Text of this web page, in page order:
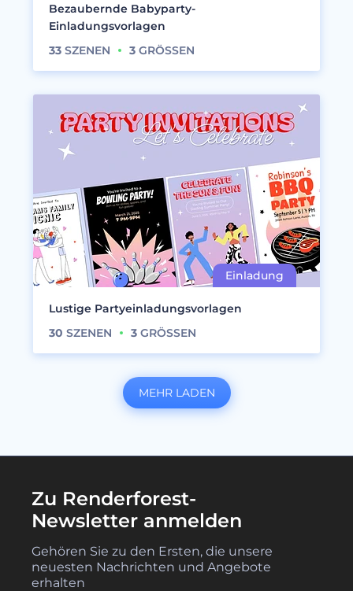
Bezaubernde Babyparty-
Einladungsvorlagen
33 SZENEN 3 GRÖSSEN
Lustige Partyeinladungsvorlagen
30 SZENEN 3 GRÖSSEN
MEHR LADEN
Zu Renderforest-
Newsletter anmelden
Gehören Sie zu den Ersten, die unsere
neuesten Nachrichten und Angebote
erhalten